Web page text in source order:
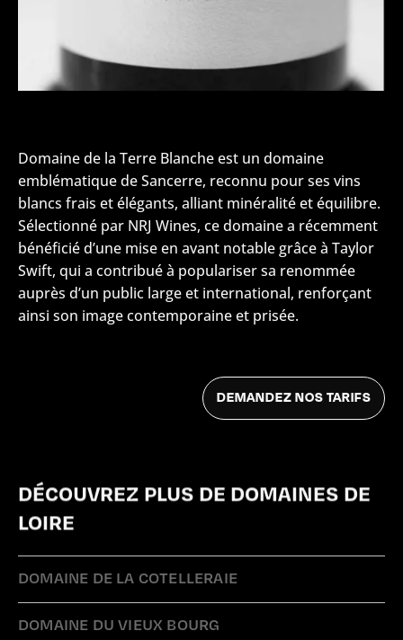
Domaine de la Terre Blanche est un domaine
emblématique de Sancerre, reconnu pour ses vins
blancs frais et élégants, alliant minéralité et équilibre.
Sélectionné par NRJ Wines, ce domaine a récemment
bénéficié d’une mise en avant notable grâce à Taylor
Swift, qui a contribué à populariser sa renommée
auprès d’un public large et international, renforçant
ainsi son image contemporaine et prisée.
DÉCOUVREZ PLUS DE DOMAINES DE
LOIRE
DOMAINE DE LA COTELLERAIE
DOMAINE DU VIEUX BOURG